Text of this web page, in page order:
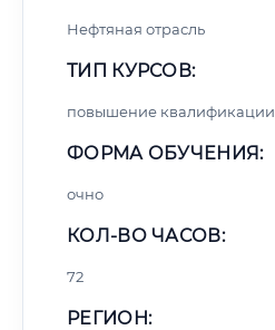
Нефтяная отрасль
ТИП КУРСОВ:
повышение квалификации
ФОРМА ОБУЧЕНИЯ:
очно
КОЛ-ВО ЧАСОВ:
72
РЕГИОН: